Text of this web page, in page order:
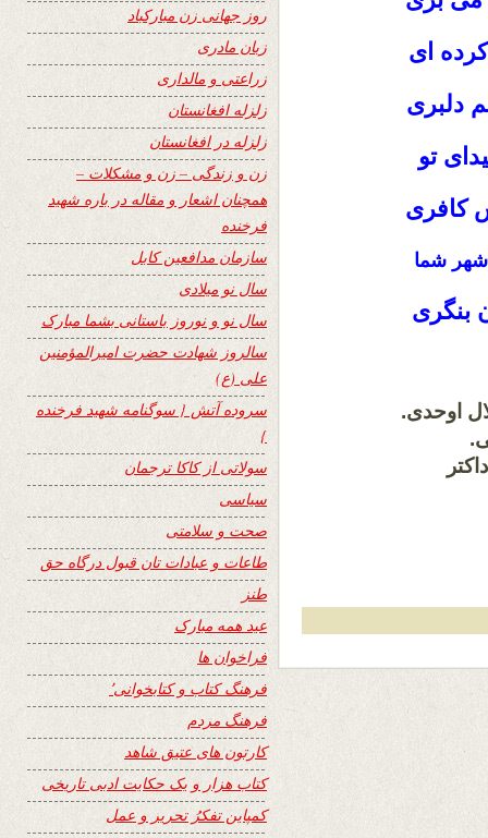
ای
دلبری
تو
کافری
شهر شما
بنگری
اوحدی.
روز جهانی زن مبارکباد
زبان مادری
زراعتی و مالداری
زلزله افغانستان
زلزله در افغانستان
زن و زندگی – زن و مشکلات –
همچنان اشعار و مقاله در باره شهید
فرخنده
سازمان مدافعین کابل
سال نو میلادی
سال نو و نوروز باستانی بشما مبارک
سالروز شهادت حضرت امیرالمؤمنین
علی (ع)
سروده آتش { سوگنامه شهید فرخنده
}
سولاتی از کاکا ترجمان
سیاسی
صحت و سلامتی
طاعات و عبادات تان قبول درگاه حق
طنز
عید همه مبارک
فراخوان ها
فرهنگ کتاب و کتابخوانی٬
فرهنگ مردم
کارتون های عتیق شاهد
کتاب هزار و یک حکایت ادبی تاریخی
کمپاین تفکرُ تحریر و عمل